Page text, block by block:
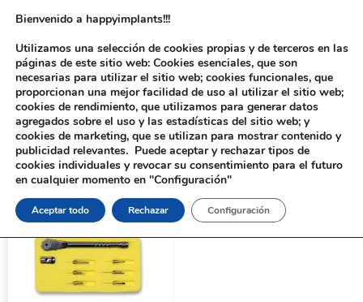
Inicio/ Productos etiquetados “Kit Llave Dinamométrica + 6 puntas
destornillador”
Bienvenido a happyimplants!!!
Utilizamos una selección de cookies propias y de terceros en las
páginas de este sitio web: Cookies esenciales, que son
necesarias para utilizar el sitio web; cookies funcionales, que
proporcionan una mejor facilidad de uso al utilizar el sitio web;
cookies de rendimiento, que utilizamos para generar datos
agregados sobre el uso y las estadísticas del sitio web; y
cookies de marketing, que se utilizan para mostrar contenido y
publicidad relevantes. Puede aceptar y rechazar tipos de
cookies individuales y revocar su consentimiento para el futuro
en cualquier momento en "Configuración"
Aceptar todo Rechazar Configuración